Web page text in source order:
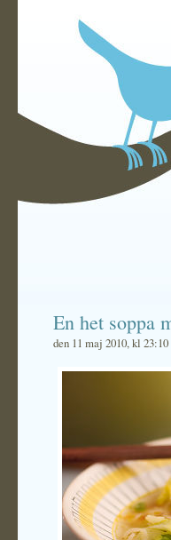
En het soppa
den 11 maj 2010, kl 23:10